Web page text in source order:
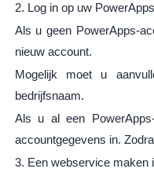
2. Log in op uw
Als u geen PowerApps-
nieuw account.
Mogelijk moet u
bedrijfsnaam.
Als u al een
accountgegevens in.
3. Een webservice maken